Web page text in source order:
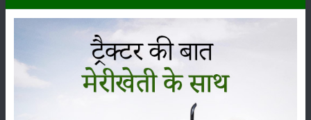
कनाडा ने भारत से बेबी कॉर्न आयात की मांग की
बेबी कॉर्न के अंदर विभिन्न प्रकार के पौष्टिक गुण विघमान होते हैं। इसमें प्रमुख रूप से
बेबी कॉर्न के अंदर कैल्सियम, प्रोटीन, विटामिन और कार्बोहाइड्रेड होता है।
वहीं, इसे कच्चा या पका कर भी खाया जा सकता है। अपने इन गुणों के कारण बेबी कॉर्न
ने अपना एक बाजार विकसित किया है। बीते दिनों बेबी कॉर्न के आयात के लिए कनाडा